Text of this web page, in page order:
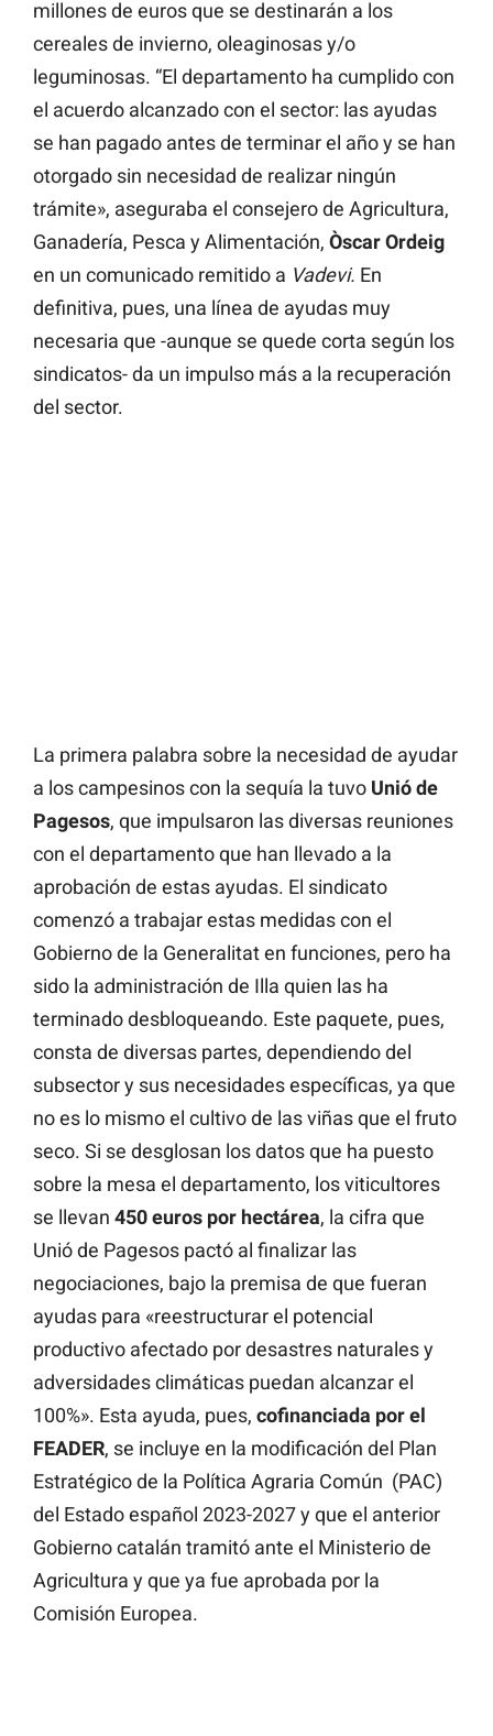
millones de euros que se destinarán a los
cereales de invierno, oleaginosas y/o
leguminosas. “El departamento ha cumplido con
el acuerdo alcanzado con el sector: las ayudas
se han pagado antes de terminar el año y se han
otorgado sin necesidad de realizar ningún
trámite», aseguraba el consejero de Agricultura,
Ganadería, Pesca y Alimentación, Òscar Ordeig
en un comunicado remitido a Vadevi. En
definitiva, pues, una línea de ayudas muy
necesaria que -aunque se quede corta según los
sindicatos- da un impulso más a la recuperación
del sector.
La primera palabra sobre la necesidad de ayudar
a los campesinos con la sequía la tuvo Unió de
Pagesos, que impulsaron las diversas reuniones
con el departamento que han llevado a la
aprobación de estas ayudas. El sindicato
comenzó a trabajar estas medidas con el
Gobierno de la Generalitat en funciones, pero ha
sido la administración de Illa quien las ha
terminado desbloqueando. Este paquete, pues,
consta de diversas partes, dependiendo del
subsector y sus necesidades específicas, ya que
no es lo mismo el cultivo de las viñas que el fruto
seco. Si se desglosan los datos que ha puesto
sobre la mesa el departamento, los viticultores
se llevan 450 euros por hectárea, la cifra que
Unió de Pagesos pactó al finalizar las
negociaciones, bajo la premisa de que fueran
ayudas para «reestructurar el potencial
productivo afectado por desastres naturales y
adversidades climáticas puedan alcanzar el
100%». Esta ayuda, pues, cofinanciada por el
FEADER, se incluye en la modificación del Plan
Estratégico de la Política Agraria Común (PAC)
del Estado español 2023-2027 y que el anterior
Gobierno catalán tramitó ante el Ministerio de
Agricultura y que ya fue aprobada por la
Comisión Europea.